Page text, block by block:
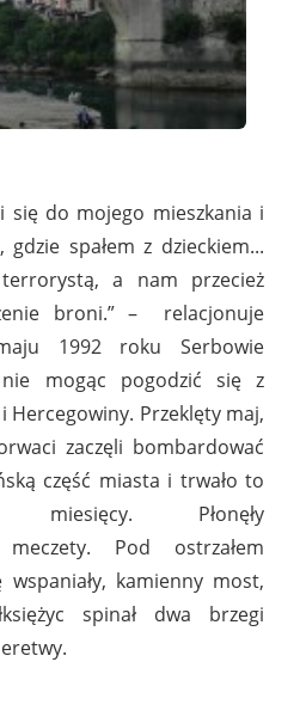
się do mojego mieszkania i
gdzie spałem z dzieckiem...
a nam przecież
broni.” – relacjonuje
1992 roku Serbowie
mogąc pogodzić się z
Hercegowiny. Przeklęty maj,
zaczęli bombardować
część miasta i trwało to
Płonęły
meczety. Pod ostrzałem
wspaniały, kamienny most,
spinał dwa brzegi